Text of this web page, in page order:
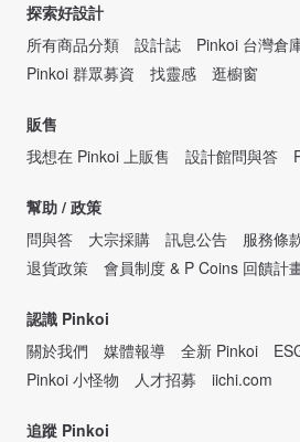
探索好設計
所有商品分類
設計誌 Pinkoi 台灣倉
Pinkoi 群眾募資
找靈感 逛櫥窗
販售
我想在 Pinkoi 上販售
設計館問與答
幫助 / 政策
問與答
大宗採購 訊息公告 服務條
退貨政策
會員制度 & P Coins 回饋計
認識 Pinkoi
關於我們
媒體報導 全新 Pinkoi
Pinkoi 小怪物
人才招募 iichi.com
追蹤 Pinkoi